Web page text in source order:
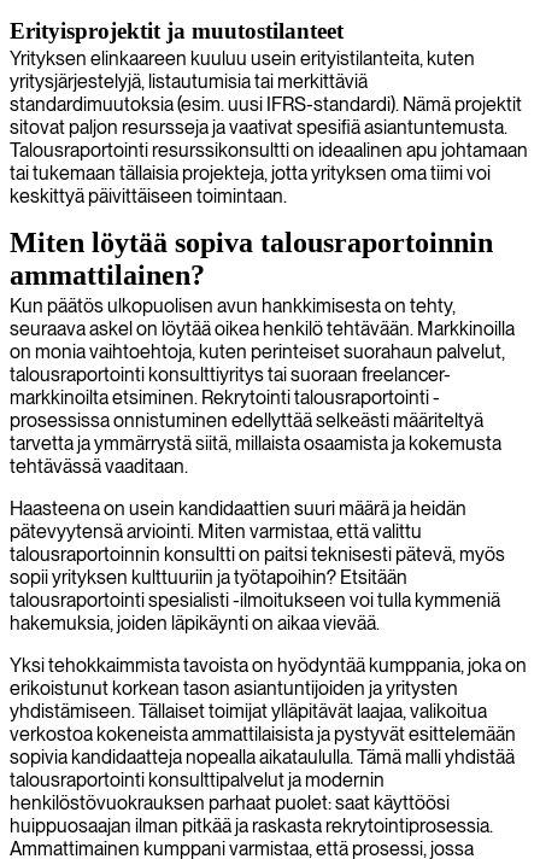
Erityisprojektit ja muutostilanteet
Yrityksen elinkaareen kuuluu usein erityistilanteita, kuten
yritysjärjestelyjä, listautumisia tai merkittäviä
standardimuutoksia (esim. uusi IFRS-standardi). Nämä projektit
sitovat paljon resursseja ja vaativat spesifiä asiantuntemusta.
Talousraportointi resurssikonsultti on ideaalinen apu johtamaan
tai tukemaan tällaisia projekteja, jotta yrityksen oma tiimi voi
keskittyä päivittäiseen toimintaan.
Miten löytää sopiva talousraportoinnin
ammattilainen?
Kun päätös ulkopuolisen avun hankkimisesta on tehty,
seuraava askel on löytää oikea henkilö tehtävään. Markkinoilla
on monia vaihtoehtoja, kuten perinteiset suorahaun palvelut,
talousraportointi konsulttiyritys tai suoraan freelancer-
markkinoilta etsiminen. Rekrytointi talousraportointi -
prosessissa onnistuminen edellyttää selkeästi määriteltyä
tarvetta ja ymmärrystä siitä, millaista osaamista ja kokemusta
tehtävässä vaaditaan.
Haasteena on usein kandidaattien suuri määrä ja heidän
pätevyytensä arviointi. Miten varmistaa, että valittu
talousraportoinnin konsultti on paitsi teknisesti pätevä, myös
sopii yrityksen kulttuuriin ja työtapoihin? Etsitään
talousraportointi spesialisti -ilmoitukseen voi tulla kymmeniä
hakemuksia, joiden läpikäynti on aikaa vievää.
Yksi tehokkaimmista tavoista on hyödyntää kumppania, joka on
erikoistunut korkean tason asiantuntijoiden ja yritysten
yhdistämiseen. Tällaiset toimijat ylläpitävät laajaa, valikoitua
verkostoa kokeneista ammattilaisista ja pystyvät esittelemään
sopivia kandidaatteja nopealla aikataululla. Tämä malli yhdistää
talousraportointi konsulttipalvelut ja modernin
henkilöstövuokrauksen parhaat puolet: saat käyttöösi
huippuosaajan ilman pitkää ja raskasta rekrytointiprosessia.
Ammattimainen kumppani varmistaa, että prosessi, jossa